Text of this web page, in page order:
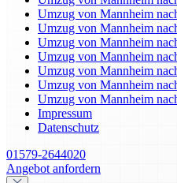
Umzug von Mannheim
Umzug von Mannheim
Umzug von Mannheim
Umzug von Mannheim
Umzug von Mannheim
Umzug von Mannheim
Umzug von Mannheim
Impressum
Datenschutz
01579-2644020
Angebot anfordern